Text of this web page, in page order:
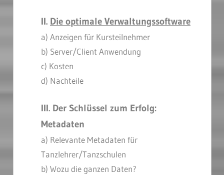
II. Die optimale Verwaltungssoftware
a) Anzeigen für Kursteilnehmer
b) Server/Client Anwendung
c) Kosten
d) Nachteile
III. Der Schlüssel zum Erfolg:
Metadaten
a) Relevante Metadaten für
Tanzlehrer/Tanzschulen
b) Wozu die ganzen Daten?